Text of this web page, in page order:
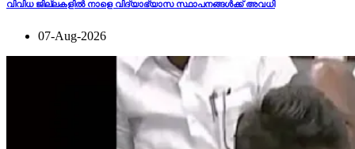
വിവിധ ജില്ലകളില്‍ നാളെ വിദ്യാഭ്യാസ സ്ഥാപനങ്ങള്‍ക്ക് അവധി
07-Aug-2026